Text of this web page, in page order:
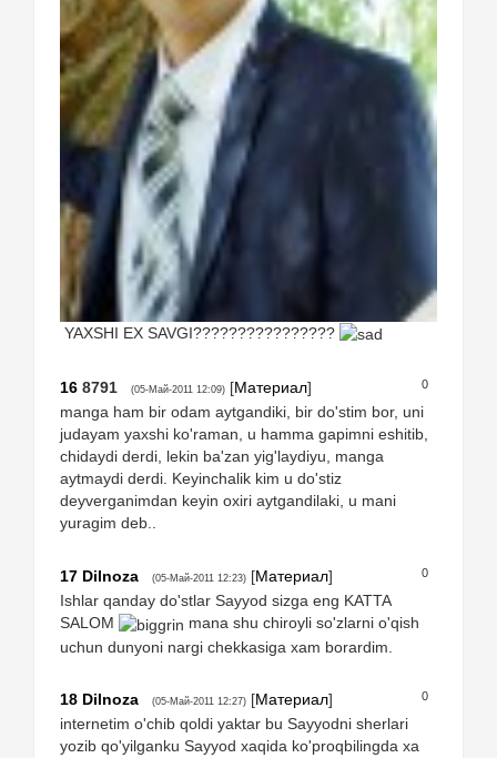
YAXSHI EX SAVGI????????????????
0
16 8791 (05-Май-2011 12:09) [Материал]
manga ham bir odam aytgandiki, bir do'stim bor, uni
judayam yaxshi ko'raman, u hamma gapimni eshitib,
chidaydi derdi, lekin ba'zan yig'laydiyu, manga
aytmaydi derdi. Keyinchalik kim u do'stiz
deyverganimdan keyin oxiri aytgandilaki, u mani
yuragim deb..
0
17 Dilnoza (05-Май-2011 12:23) [Материал]
Ishlar qanday do'stlar Sayyod sizga eng KATTA
SALOM
mana shu chiroyli so'zlarni o'qish
uchun dunyoni nargi chekkasiga xam borardim.
0
18 Dilnoza (05-Май-2011 12:27) [Материал]
internetim o'chib qoldi yaktar bu Sayyodni sherlari
yozib qo'yilganku Sayyod xaqida ko'proqbilingda xa